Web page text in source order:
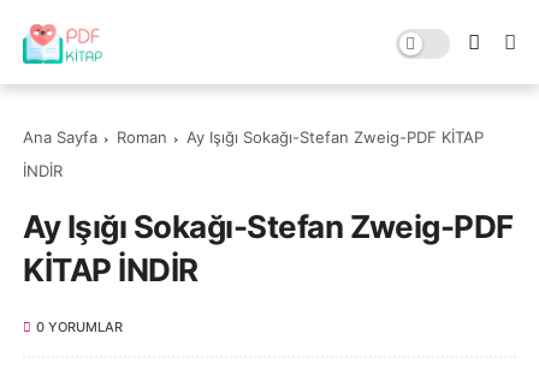
Ana Sayfa Roman
Ay Işığı Sokağı-Stefan Zweig-PDF KİTAP
İNDİR
Ay Işığı Sokağı-Stefan Zweig-PDF
KİTAP İNDİR
0 YORUMLAR